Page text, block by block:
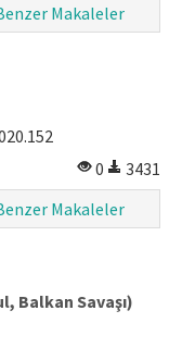
Makaleler
0
3431
Makaleler
Balkan Savaşı)